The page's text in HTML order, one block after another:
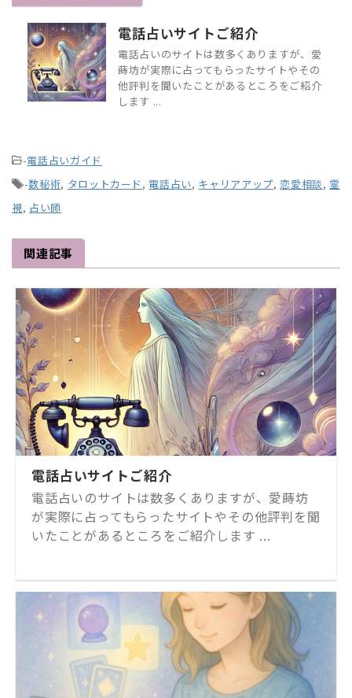
電話占いサイトご紹介
電話占いのサイトは数多くありますが、愛
蒔坊が実際に占ってもらったサイトやその
他評判を聞いたことがあるところをご紹介
します ...
-電話占いガイド
-数秘術, タロットカード , 電話占い, キャリアアップ, 恋愛相談, 霊
視, 占い師
関連記事
電話占いサイトご紹介
電話占いのサイトは数多くありますが、愛蒔坊
が実際に占ってもらったサイトやその他評判を聞
いたことがあるところをご紹介します ...